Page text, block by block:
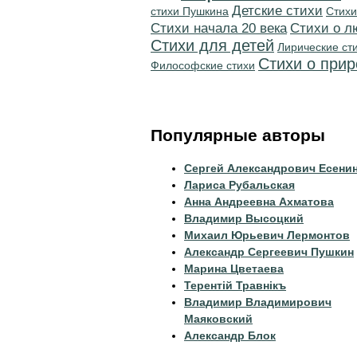
стихи Пушкина Детские стихи
Cтихи начала 20 века Стихи о
Стихи для детей Лирические
Философские стихи Стихи о
Популярные авторы
Сергей Александрович
Лариса Рубальская
Анна Андреевна Ахматова
Владимир Высоцкий
Михаил Юрьевич Лермонтов
Александр Сергеевич Пушкин
Марина Цветаева
Терентiй Травнiкъ
Владимир Владимирович
Маяковский
Александр Блок